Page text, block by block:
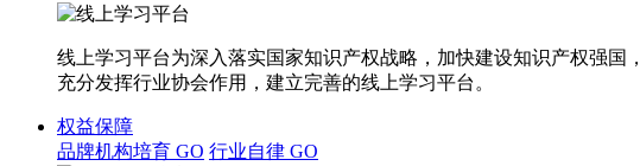
线上学习平台为深入落实国家知识产权战略，加快建设知识产权强
充分发挥行业协会作用，建立完善的线上学习平台。
权益保障
品牌机构培育 GO 行业自律 GO